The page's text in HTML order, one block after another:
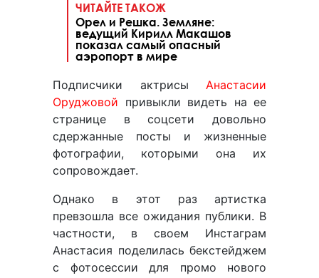
ЧИТАЙТЕ ТАКОЖ
Орел и Решка. Земляне:
ведущий Кирилл Макашов
показал самый опасный
аэропорт в мире
Подписчики актрисы Анастасии
Оруджовой привыкли видеть на ее
странице в соцсети довольно
сдержанные посты и жизненные
фотографии, которыми она их
сопровождает.
Однако в этот раз артистка
превзошла все ожидания публики. В
частности, в своем Инстаграм
Анастасия поделилась бекстейджем
с фотосессии для промо нового